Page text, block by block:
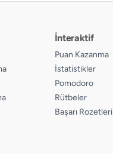
İnteraktif
Puan Kazanma
İstatistikler
Pomodoro
Rütbeler
Başarı Rozetleri